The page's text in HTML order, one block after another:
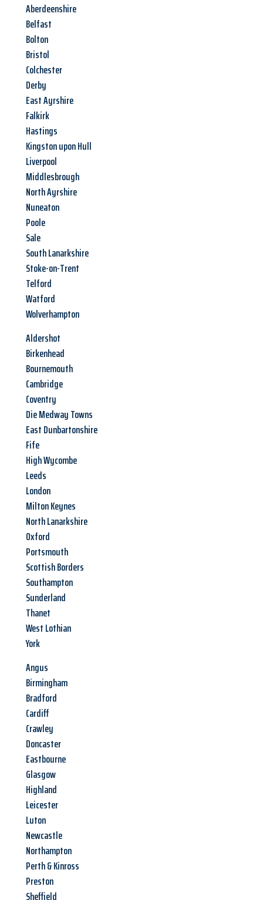
Aberdeenshire
Belfast
Bolton
Bristol
Colchester
Derby
East Ayrshire
Falkirk
Hastings
Kingston upon Hull
Liverpool
Middlesbrough
North Ayrshire
Nuneaton
Poole
Sale
South Lanarkshire
Stoke-on-Trent
Telford
Watford
Wolverhampton
Aldershot
Birkenhead
Bournemouth
Cambridge
Coventry
Die Medway Towns
East Dunbartonshire
Fife
High Wycombe
Leeds
London
Milton Keynes
North Lanarkshire
Oxford
Portsmouth
Scottish Borders
Southampton
Sunderland
Thanet
West Lothian
York
Angus
Birmingham
Bradford
Cardiff
Crawley
Doncaster
Eastbourne
Glasgow
Highland
Leicester
Luton
Newcastle
Northampton
Perth & Kinross
Preston
Sheffield